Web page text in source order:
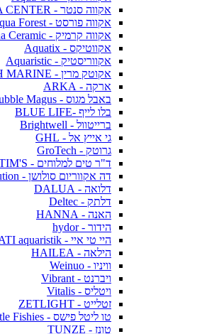
אקווה סנטר - AQUA CENTER
אקווה פורסט - Aqua Forest
אקווה קרמיק - Aqua Ceramic
אקווטיקס - Aquatix
אקווריסטיק - Aquaristic
אקוטק מרין - ECOTECH MARINE
ארקה - ARKA
באבל מגוס - Bubble Magus
בלו לייף -BLUE LIFE
ברייטוול - Brightwell
גי אייץ אל - GHL
גרוטק - GroTech
ד"ר טים למלוחים - DR. TIM'S
דה אקווריום סולושן - The Aquarium Solution
דלואה - DALUA
דלתק - Deltec
האנה - HANNA
הידור - hydor
היי טי איי - ATI aquaristik
הילאה - HAILEA
וויניו - Weinuo
ויברנט - Vibrant
ויטליס - Vitalis
זטלייט - ZETLIGHT
טו ליטל פישס - Two Little Fishies
טונז - TUNZE